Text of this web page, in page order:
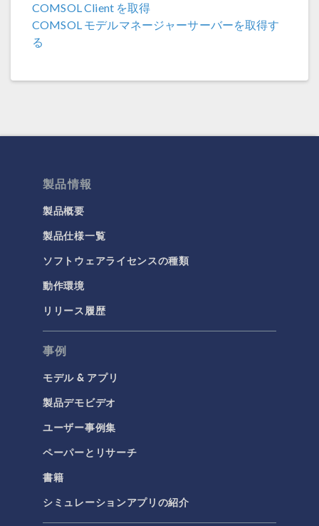
COMSOL 6.2 Update 2
COMSOL 6.2 Update 1
COMSOL 6.1 Update 2(6.1.0.346)
COMSOL 6.1
COMSOL 6.0 Update 2
COMSOL 6.0 Update 1(6.0.0.354)
COMSOL 6.0 Update 0
COMSOL 6.0
COMSOL 5.6 Update 2
COMSOL 5.6 Update 1
COMSOL 5.6
COMSOL 5.6 Pre-Release 1
COMSOL 5.5 Update 3
COMSOL 5.5 Update 2(5.5.0.352)
COMSOL Client を取得
COMSOL モデルマネージャーサーバーを取得す
る
製品情報
製品概要
製品仕様一覧
ソフトウェアライセンスの種類
動作環境
リリース履歴
事例
モデル & アプリ
製品デモビデオ
ユーザー事例集
ペーパーとリサーチ
書籍
シミュレーションアプリの紹介